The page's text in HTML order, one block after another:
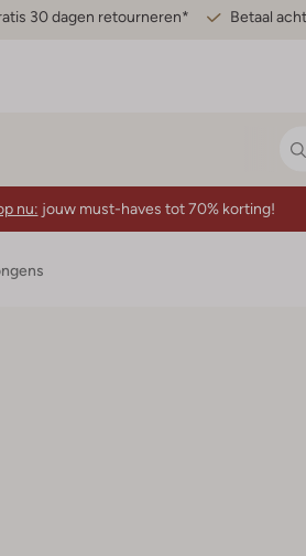
30 dagen retourneren* Betaal
nu: jouw must-haves tot 70% korting!